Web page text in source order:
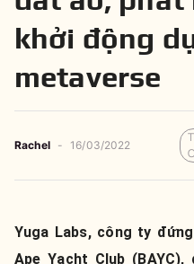
khởi động
metaverse
Rachel - 16/03/2022
Yuga Labs, công ty
Ape Yacht Club